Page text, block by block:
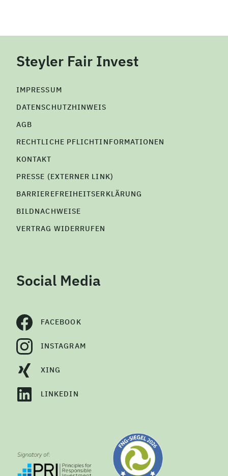
Steyler Fair Invest
IMPRESSUM
DATENSCHUTZHINWEIS
AGB
RECHTLICHE PFLICHTINFORMATIONEN
KONTAKT
PRESSE (EXTERNER LINK)
BARRIEREFREIHEITSERKLÄRUNG
BILDNACHWEISE
VERTRAG WIDERRUFEN
Social Media
FACEBOOK
INSTAGRAM
XING
LINKEDIN